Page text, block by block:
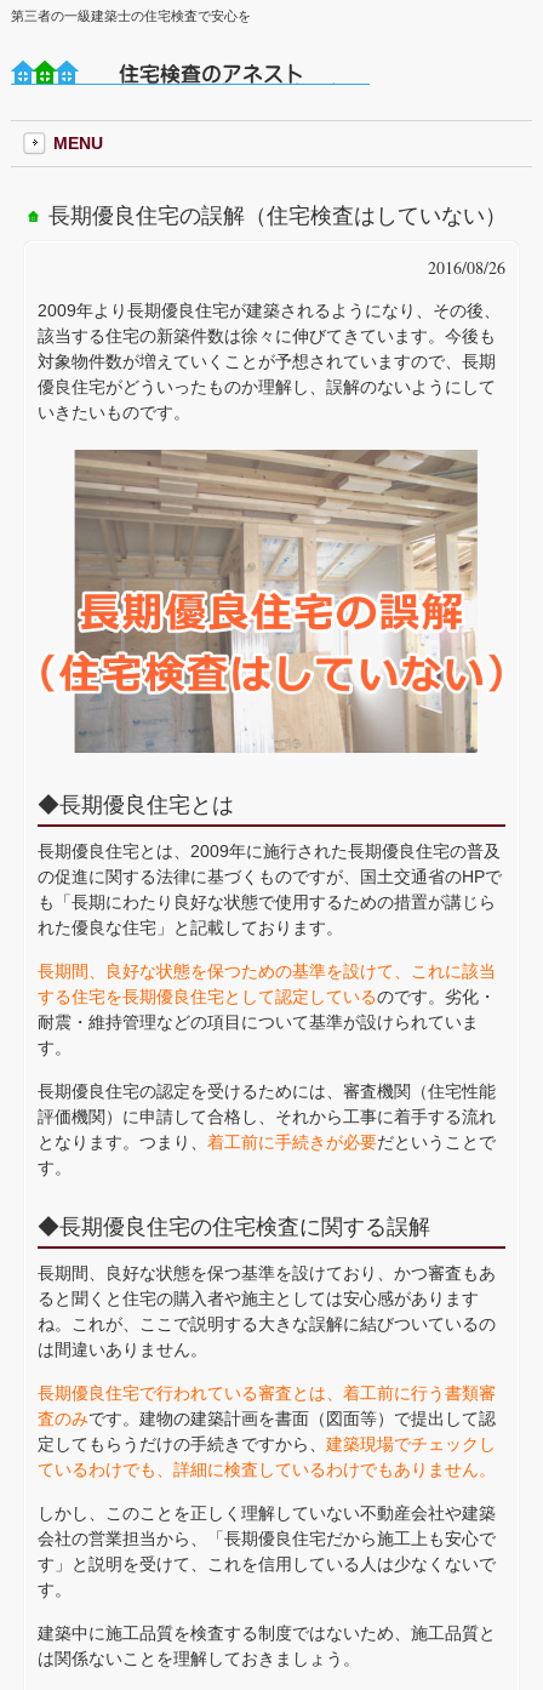
第三者の一級建築士の住宅検査で安心を
MENU
長期優良住宅の誤解（住宅検査はしていない）
2016/08/26
2009年より長期優良住宅が建築されるようになり、その後、
該当する住宅の新築件数は徐々に伸びてきています。今後も
対象物件数が増えていくことが予想されていますので、長期
優良住宅がどういったものか理解し、誤解のないようにして
いきたいものです。
◆長期優良住宅とは
長期優良住宅とは、2009年に施行された長期優良住宅の普及
の促進に関する法律に基づくものですが、国土交通省のHPで
も「長期にわたり良好な状態で使用するための措置が講じら
れた優良な住宅」と記載しております。
長期間、良好な状態を保つための基準を設けて、これに該当
する住宅を長期優良住宅として認定しているのです。劣化・
耐震・維持管理などの項目について基準が設けられていま
す。
長期優良住宅の認定を受けるためには、審査機関（住宅性能
評価機関）に申請して合格し、それから工事に着手する流れ
となります。つまり、 着工前に手続きが必要だということで
す。
◆長期優良住宅の住宅検査に関する誤解
長期間、良好な状態を保つ基準を設けており、かつ審査もあ
ると聞くと住宅の購入者や施主としては安心感があります
ね。これが、ここで説明する大きな誤解に結びついているの
は間違いありません。
長期優良住宅で行われている審査とは、着工前に行う書類審
査のみです。建物の建築計画を書面（図面等）で提出して認
定してもらうだけの手続きですから、 建築現場でチェックし
ているわけでも、詳細に検査しているわけでもありません。
しかし、このことを正しく理解していない不動産会社や建築
会社の営業担当から、「長期優良住宅だから施工上も安心で
す」と説明を受けて、これを信用している人は少なくないで
す。
建築中に施工品質を検査する制度ではないため、施工品質と
は関係ないことを理解しておきましょう。